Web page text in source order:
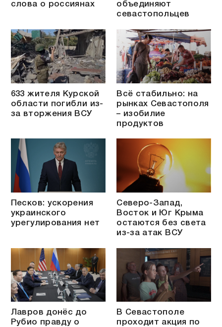
слова о россиянах
объединяют
севастопольцев
633 жителя Курской
области погибли из-
за вторжения ВСУ
Всё стабильно: на
рынках Севастополя
– изобилие
продуктов
Песков: ускорения
украинского
урегулирования нет
Северо-Запад,
Восток и Юг Крыма
остаются без света
из-за атак ВСУ
Лавров донёс до
Рубио правду о
В Севастополе
проходит акция по